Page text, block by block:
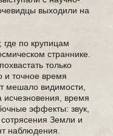
выходили на
где по крупицам
страннике.
только
и точное время
мешало видимости,
исчезновения, время
эффекты: звук,
Земли и
наблюдения.